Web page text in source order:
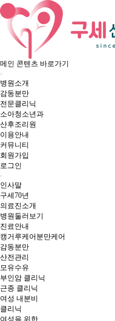
메인 콘텐츠 바로가기
병원소개
감동분만
전문클리닉
소아청소년과
산후조리원
이용안내
커뮤니티
회원가입
로그인
인사말
구세70년
의료진소개
병원둘러보기
진료안내
캥거루케어 분만케어
감동분만
산전관리
모유수유
부인암 클리닉
근종 클리닉
여성 내분비
클리닉
여성을 위한